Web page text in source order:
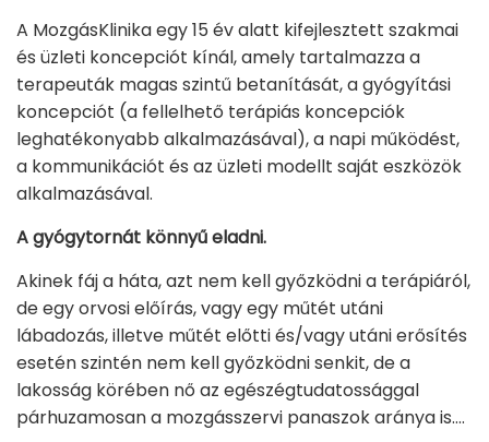
A MozgásKlinika egy 15 év alatt kifejlesztett szakmai
és üzleti koncepciót kínál, amely tartalmazza a
terapeuták magas szintű betanítását, a gyógyítási
koncepciót (a fellelhető terápiás koncepciók
leghatékonyabb alkalmazásával), a napi működést,
a kommunikációt és az üzleti modellt saját eszközök
alkalmazásával.
A gyógytornát könnyű eladni.
Akinek fáj a háta, azt nem kell győzködni a terápiáról,
de egy orvosi előírás, vagy egy műtét utáni
lábadozás, illetve műtét előtti és/vagy utáni erősítés
esetén szintén nem kell győzködni senkit, de a
lakosság körében nő az egészégtudatossággal
párhuzamosan a mozgásszervi panaszok aránya is….